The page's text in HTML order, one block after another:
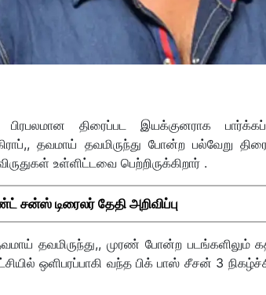
பிரபலமான திரைப்பட இயக்குனராக
தவமாய் தவமிருந்து போன்ற பல்வேறு
உள்ளிட்டவை பெற்றிருக்கிறார் .
சன்ஸ் டிரைலர் தேதி அறிவிப்பு
தவமிருந்து,, முரண் போன்ற படங்களிலும்
ஒளிபரப்பாகி வந்த பிக் பாஸ் சீசன் 3